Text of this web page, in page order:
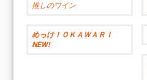
推しのワイン
めっけ！ＯＫＡＷＡＲＩ
NEW!